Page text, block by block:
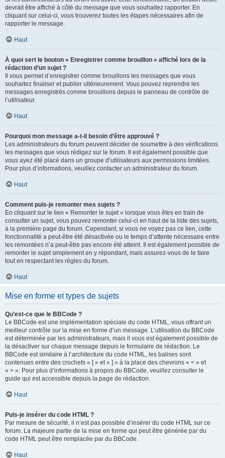
devrait être affiché à côté du message que vous souhaitez rapporter. En
cliquant sur celui-ci, vous trouverez toutes les étapes nécessaires afin de
rapporter le message.
Haut
À quoi sert le bouton « Enregistrer comme brouillon » affiché lors de la
rédaction d’un sujet ?
Il vous permet d’enregistrer comme brouillons les messages que vous
souhaitez finaliser et publier ultérieurement. Vous pouvez reprendre les
messages enregistrés comme brouillons depuis le panneau de contrôle de
l’utilisateur.
Haut
Pourquoi mon message a-t-il besoin d’être approuvé ?
Les administrateurs du forum peuvent décider de soumettre à des vérifications
les messages que vous rédigez sur le forum. Il est également possible que
vous ayez été placé dans un groupe d’utilisateurs aux permissions limitées.
Pour plus d’informations, veuillez contacter un administrateur du forum.
Haut
Comment puis-je remonter mes sujets ?
En cliquant sur le lien « Remonter le sujet » lorsque vous êtes en train de
consulter un sujet, vous pouvez remonter celui-ci en haut de la liste des sujets,
à la première page du forum. Cependant, si vous ne voyez pas ce lien, cette
fonctionnalité a peut-être été désactivée ou le temps d’attente nécessaire entre
les remontées n’a peut-être pas encore été atteint. Il est également possible de
remonter le sujet simplement en y répondant, mais assurez-vous de le faire
tout en respectant les règles du forum.
Haut
Mise en forme et types de sujets
Qu’est-ce que le BBCode ?
Le BBCode est une implémentation spéciale du code HTML, vous offrant un
meilleur contrôle sur la mise en forme d’un message. L’utilisation du BBCode
est déterminée par les administrateurs, mais il vous est également possible de
la désactiver sur chaque message depuis le formulaire de rédaction. Le
BBCode est similaire à l’architecture du code HTML, les balises sont
contenues entre des crochets « [ » et « ] » à la place des chevrons « < » et
« > ». Pour plus d’informations à propos du BBCode, veuillez consulter le
guide qui est accessible depuis la page de rédaction.
Haut
Puis-je insérer du code HTML ?
Par mesure de sécurité, il n’est pas possible d’insérer du code HTML sur ce
forum. La majeure partie de la mise en forme qui peut être générée par du
code HTML peut être remplacée par du BBCode.
Haut